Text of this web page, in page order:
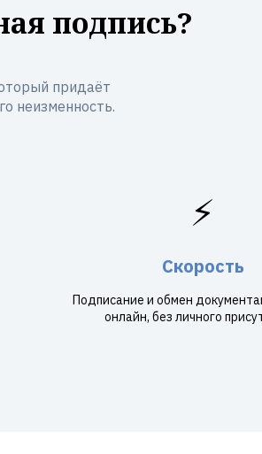
подпись?
придаёт
неизменность.
⚡
Скорость
Подписание и обмен
онлайн, без личного